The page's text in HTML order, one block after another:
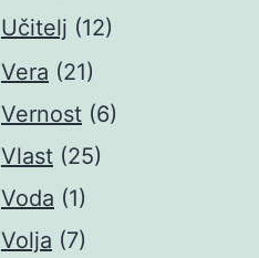
Učitelj (12)
Vera (21)
Vernost (6)
Vlast (25)
Voda (1)
Volja (7)